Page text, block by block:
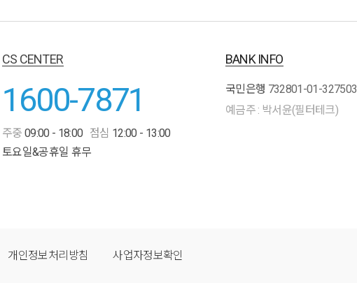
CS CENTER
1600-7871
주중 09:00 - 18:00 점심 12:00 - 13:00
토요일&공휴일 휴무
BANK INFO
국민은행 732801-01-327503
예금주 : 박서윤(필터테크)
개인정보처리방침 사업자정보확인